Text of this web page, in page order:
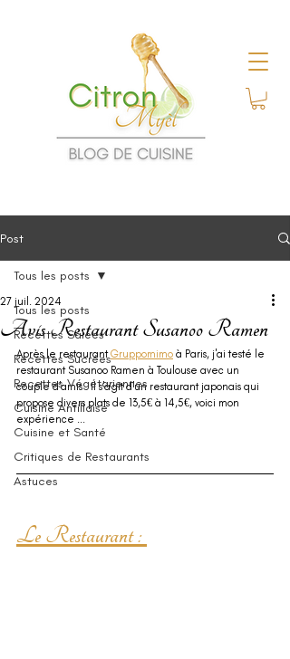
Post
Tous les posts
Recettes Salées
Recettes Sucrées
Recettes Végétariennes
Cuisine Antillaise
Cuisine et Santé
Critiques de Restaurants
Astuces
Tous les posts
Avis Restaurant Susanoo Ramen
27 juil. 2024
Après le restaurant Gruppomimo à Paris, j'ai testé le
restaurant Susanoo Ramen à Toulouse avec un
couple d'amis . Il s'agit d'un restaurant japonais qui
propose divers plats de 13,5€ à 14,5€, voici mon
expérience ...
Le Restaurant :